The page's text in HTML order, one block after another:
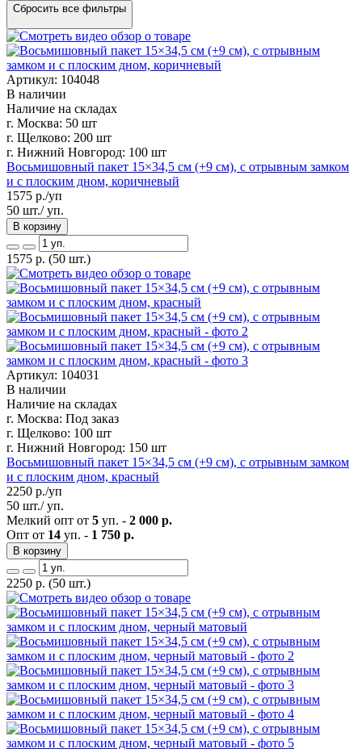
Сбросить все фильтры
Артикул: 104048
В наличии
Наличие на складах
г. Москва: 50 шт
г. Щелково: 200 шт
г. Нижний Новгород: 100 шт
Восьмишовный пакет 15×34,5 см (+9 см), с отрывным замком
и с плоским дном, коричневый
1575 р./уп
50 шт./ уп.
В корзину
1575 р. (50 шт.)
Артикул: 104031
В наличии
Наличие на складах
г. Москва: Под заказ
г. Щелково: 100 шт
г. Нижний Новгород: 150 шт
Восьмишовный пакет 15×34,5 см (+9 см), с отрывным замком
и с плоским дном, красный
2250 р./уп
50 шт./ уп.
Мелкий опт от 5 уп. - 2 000 р.
Опт от 14 уп. - 1 750 р.
В корзину
2250 р. (50 шт.)